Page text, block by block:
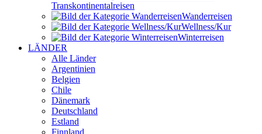
Transkontinental­reisen
Wander­reisen
Wellness/Kur
Winter­reisen
LÄNDER
Alle Länder
Argentinien
Belgien
Chile
Dänemark
Deutschland
Estland
Finnland